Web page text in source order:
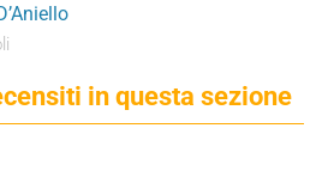
in questa sezione